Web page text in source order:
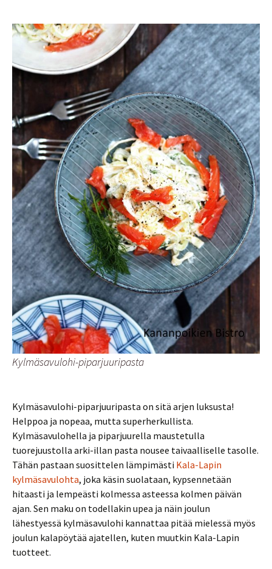
Kylmäsavulohi-piparjuuripasta
Kylmäsavulohi-piparjuuripasta on sitä arjen luksusta!
Helppoa ja nopeaa, mutta superherkullista.
Kylmäsavulohella ja piparjuurella maustetulla
tuorejuustolla arki-illan pasta nousee taivaalliselle tasolle.
Tähän pastaan suosittelen lämpimästi Kala-Lapin
kylmäsavulohta, joka käsin suolataan, kypsennetään
hitaasti ja lempeästi kolmessa asteessa kolmen päivän
ajan. Sen maku on todellakin upea ja näin joulun
lähestyessä kylmäsavulohi kannattaa pitää mielessä myös
joulun kalapöytää ajatellen, kuten muutkin Kala-Lapin
tuotteet.